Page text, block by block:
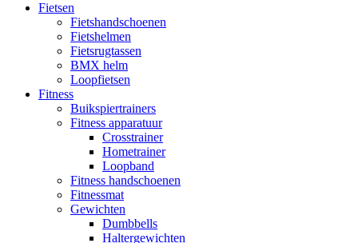
Fietsen
Fietshandschoenen
Fietshelmen
Fietsrugtassen
BMX helm
Loopfietsen
Fitness
Buikspiertrainers
Fitness apparatuur
Crosstrainer
Hometrainer
Loopband
Fitness handschoenen
Fitnessmat
Gewichten
Dumbbells
Haltergewichten